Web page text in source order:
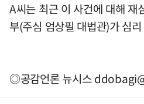
A씨는 최근 이 사건에 대해 재
부(주심 엄상필 대법관)가 심
◎공감언론 뉴시스